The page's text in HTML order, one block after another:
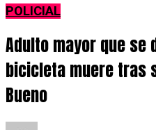
POLICIAL
Adulto mayor que se
bicicleta muere tras
Bueno